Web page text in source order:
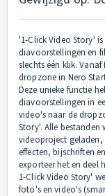
'1-Click Video Story'
diavoorstellingen en
slechts één klik.
dropzone in Nero
Deze unieke functie
diavoorstellingen in
video's naar de
Story'. Alle
videoproject
effecten, bijschriften
exporteer het en deel
1-Click Video Story'
foto's en video's